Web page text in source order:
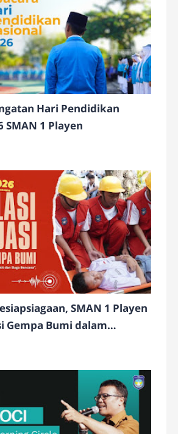
Hari Pendidikan
Nasional 2026 SMAN 1 Playen
SMAN 1 Playen
Gempa Bumi dalam
2026